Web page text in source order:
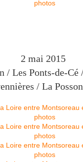
2 mai 2015
/ Les Ponts-de-Cé
/ La